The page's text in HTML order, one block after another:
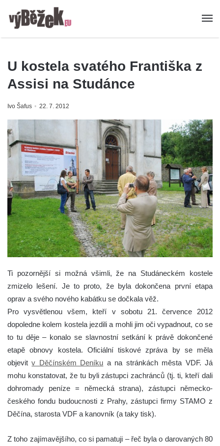
U kostela svatého Františka z
Assisi na Studánce
Ivo Šafus 22. 7. 2012
Ti pozornější si možná všimli, že na Studáneckém kostele
zmizelo lešení. Je to proto, že byla dokončena první etapa
oprav a svého nového kabátku se dočkala věž.
Pro vysvětlenou všem, kteří v sobotu 21. července 2012
dopoledne kolem kostela jezdili a mohli jim oči vypadnout, co se
to tu děje – konalo se slavnostní setkání k právě dokončené
etapě obnovy kostela. Oficiální tiskové zpráva by se měla
objevitv Děčínském Deníku a na stránkách města VDF. Já
mohu konstatovat, že tu byli zástupci zachránců (tj. ti, kteří dali
dohromady peníze = německá strana), zástupci německo-
českého fondu budoucnosti z Prahy, zástupci firmy STAMO z
Děčína, starosta VDF a kanovník (a taky tisk).
Z toho zajímavějšího, co si pamatuji – řeč byla o darovaných 80